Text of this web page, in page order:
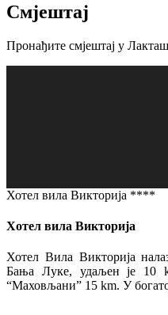
Смјештај
Пронађите смјештај у
Хотел вила Викторија ****
Хотел вила Викторија
Хотел Вила Викторија
Бања Луке, удаљен је 10
“Маховљани” 15 km. У